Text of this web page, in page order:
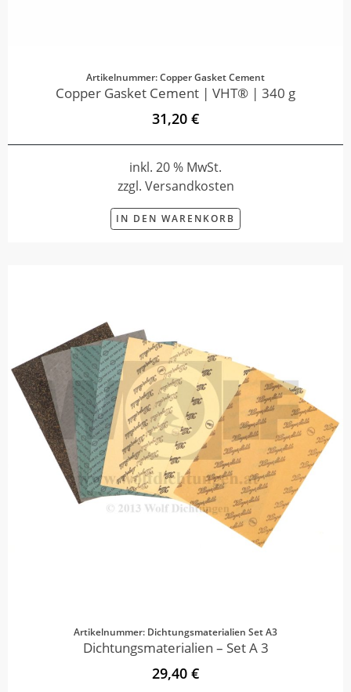
Artikelnummer: Copper Gasket Cement
Copper Gasket Cement | VHT® | 340 g
31,20 €
inkl. 20 % MwSt.
zzgl. Versandkosten
IN DEN WARENKORB
Artikelnummer: Dichtungsmaterialien Set A3
Dichtungsmaterialien – Set A 3
29,40 €